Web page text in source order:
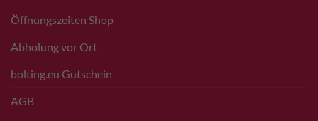
Öffnungszeiten Shop
Abholung vor Ort
bolting.eu Gutschein
AGB